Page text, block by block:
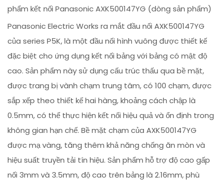
phẩm kết nối Panasonic AXK500147YG (dòng sản phẩm)
Panasonic Electric Works ra mắt đầu nối AXK500147YG
của series P5K, là một đầu nối hình vuông được thiết kế
đặc biệt cho ứng dụng kết nối bảng với bảng có mật độ
cao. Sản phẩm này sử dụng cấu trúc thấu qua bề mặt,
được trang bị vành chạm trung tâm, có 100 chạm, được
sắp xếp theo thiết kế hai hàng, khoảng cách chập là
0.5mm, có thể thực hiện kết nối hiệu quả và ổn định trong
không gian hạn chế. Bề mặt chạm của AXK500147YG
được mạ vàng, tăng thêm khả năng chống ăn mòn và
hiệu suất truyền tải tín hiệu. Sản phẩm hỗ trợ độ cao gấp
nối 3mm và 3.5mm, độ cao trên bảng là 2.16mm, phù